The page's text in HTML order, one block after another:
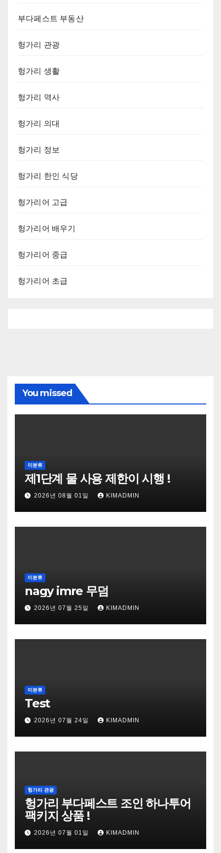
부다페스트 부동산
헝가리 관광
헝가리 생활
헝가리 역사
헝가리 의대
헝가리 정보
헝가리 한인 식당
헝가리어 고급
헝가리어 배우기
헝가리어 중급
헝가리어 초급
You missed
미분류
제1단계 물 사용 제한이 시행 !
2026년 08월 01일 KIMADMIN
미분류
nagy imre 무덤
2026년 07월 25일 KIMADMIN
미분류
Test
2026년 07월 24일 KIMADMIN
헝가리 관광
헝가리 부다페스트 조인 하나투어
팩키지 상품 !
2026년 07월 01일 KIMADMIN